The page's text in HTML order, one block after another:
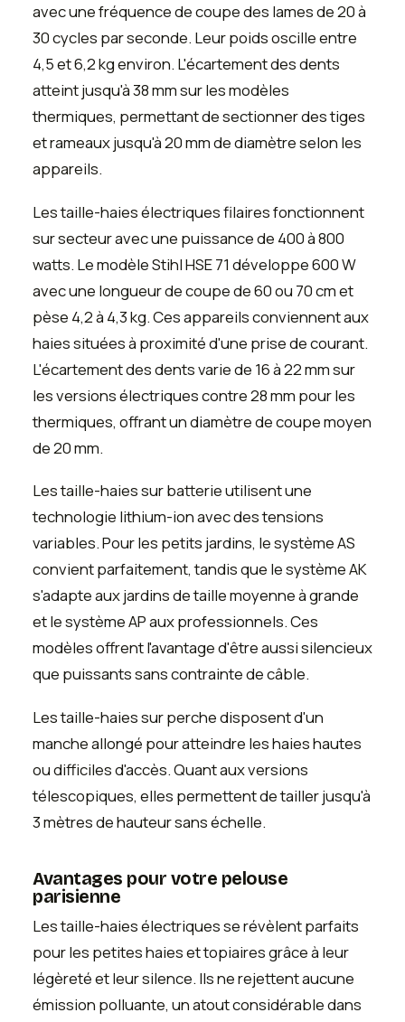
avec une fréquence de coupe des lames de 20 à
30 cycles par seconde. Leur poids oscille entre
4,5 et 6,2 kg environ. L'écartement des dents
atteint jusqu'à 38 mm sur les modèles
thermiques, permettant de sectionner des tiges
et rameaux jusqu'à 20 mm de diamètre selon les
appareils.
Les taille-haies électriques filaires fonctionnent
sur secteur avec une puissance de 400 à 800
watts. Le modèle Stihl HSE 71 développe 600 W
avec une longueur de coupe de 60 ou 70 cm et
pèse 4,2 à 4,3 kg. Ces appareils conviennent aux
haies situées à proximité d'une prise de courant.
L'écartement des dents varie de 16 à 22 mm sur
les versions électriques contre 28 mm pour les
thermiques, offrant un diamètre de coupe moyen
de 20 mm.
Les taille-haies sur batterie utilisent une
technologie lithium-ion avec des tensions
variables. Pour les petits jardins, le système AS
convient parfaitement, tandis que le système AK
s'adapte aux jardins de taille moyenne à grande
et le système AP aux professionnels. Ces
modèles offrent l'avantage d'être aussi silencieux
que puissants sans contrainte de câble.
Les taille-haies sur perche disposent d'un
manche allongé pour atteindre les haies hautes
ou difficiles d'accès. Quant aux versions
télescopiques, elles permettent de tailler jusqu'à
3 mètres de hauteur sans échelle.
Avantages pour votre pelouse
parisienne
Les taille-haies électriques se révèlent parfaits
pour les petites haies et topiaires grâce à leur
légèreté et leur silence. Ils ne rejettent aucune
émission polluante, un atout considérable dans